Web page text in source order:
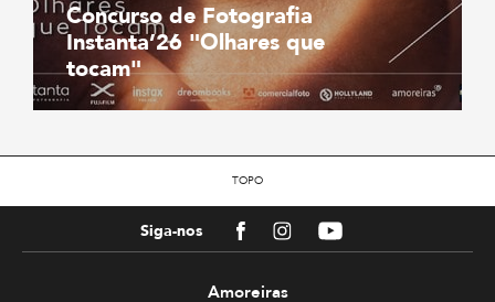
Concurso de Fotografia
Instanta’26 "Olhares que
tocam"
TOPO
Siga-nos FacebookInstagramYoutube
Amoreiras